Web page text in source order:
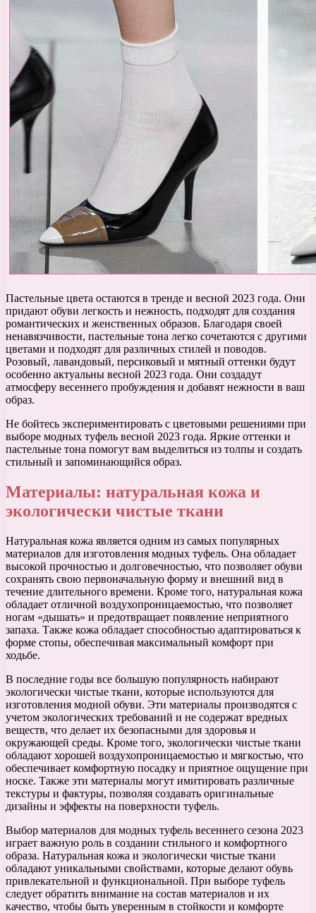
Пастельные цвета остаются в тренде и весной 2023 года. Они
придают обуви легкость и нежность, подходят для создания
романтических и женственных образов. Благодаря своей
ненавязчивости, пастельные тона легко сочетаются с другими
цветами и подходят для различных стилей и поводов.
Розовый, лавандовый, персиковый и мятный оттенки будут
особенно актуальны весной 2023 года. Они создадут
атмосферу весеннего пробуждения и добавят нежности в ваш
образ.
Не бойтесь экспериментировать с цветовыми решениями при
выборе модных туфель весной 2023 года. Яркие оттенки и
пастельные тона помогут вам выделиться из толпы и создать
стильный и запоминающийся образ.
Материалы: натуральная кожа и
экологически чистые ткани
Натуральная кожа является одним из самых популярных
материалов для изготовления модных туфель. Она обладает
высокой прочностью и долговечностью, что позволяет обуви
сохранять свою первоначальную форму и внешний вид в
течение длительного времени. Кроме того, натуральная кожа
обладает отличной воздухопроницаемостью, что позволяет
ногам «дышать» и предотвращает появление неприятного
запаха. Также кожа обладает способностью адаптироваться к
форме стопы, обеспечивая максимальный комфорт при
ходьбе.
В последние годы все большую популярность набирают
экологически чистые ткани, которые используются для
изготовления модной обуви. Эти материалы производятся с
учетом экологических требований и не содержат вредных
веществ, что делает их безопасными для здоровья и
окружающей среды. Кроме того, экологически чистые ткани
обладают хорошей воздухопроницаемостью и мягкостью, что
обеспечивает комфортную посадку и приятное ощущение при
носке. Также эти материалы могут имитировать различные
текстуры и фактуры, позволяя создавать оригинальные
дизайны и эффекты на поверхности туфель.
Выбор материалов для модных туфель весеннего сезона 2023
играет важную роль в создании стильного и комфортного
образа. Натуральная кожа и экологически чистые ткани
обладают уникальными свойствами, которые делают обувь
привлекательной и функциональной. При выборе туфель
следует обратить внимание на состав материалов и их
качество, чтобы быть уверенным в стойкости и комфорте